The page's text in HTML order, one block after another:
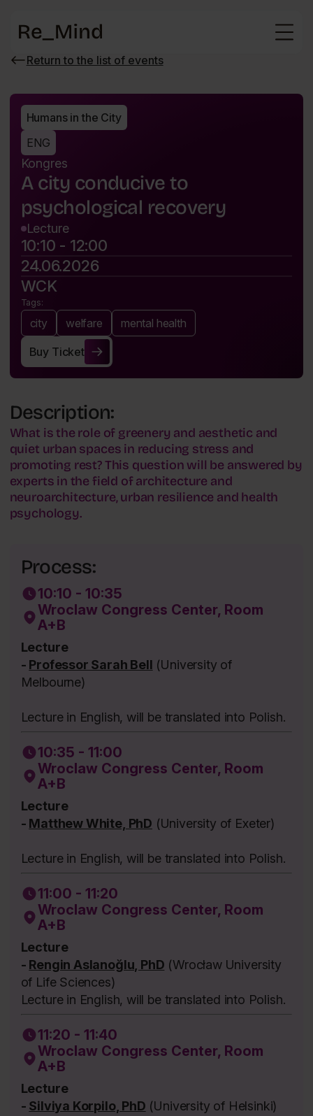
Return to the list of events
Wróć
wydarzeń
Humans in the City
ENG
Kongres
A city conducive to
psychological recovery
Lecture
10:10 - 12:00
24.06.2026
WCK
Tags:
city welfare mental health
Buy Ticket
Buy Ticket
Description:
What is the role of greenery and aesthetic and
quiet urban spaces in reducing stress and
promoting rest? This question will be answered by
experts in the field of architecture and
neuroarchitecture, urban resilience and health
psychology.
Process:
10:10 - 10:35
Wroclaw Congress Center, Room
A+B
Lecture
- Professor Sarah Bell (University of
Melbourne)
Lecture in English, will be translated into Polish.
10:35 - 11:00
Wroclaw Congress Center, Room
A+B
Lecture
- Matthew White, PhD (University of Exeter)
Lecture in English, will be translated into Polish.
11:00 - 11:20
Wroclaw Congress Center, Room
A+B
Lecture
- Rengin Aslanoğlu, PhD (Wrocław University
of Life Sciences)
Lecture in English, will be translated into Polish.
11:20 - 11:40
Wroclaw Congress Center, Room
A+B
Lecture
- Silviya Korpilo, PhD (University of Helsinki)